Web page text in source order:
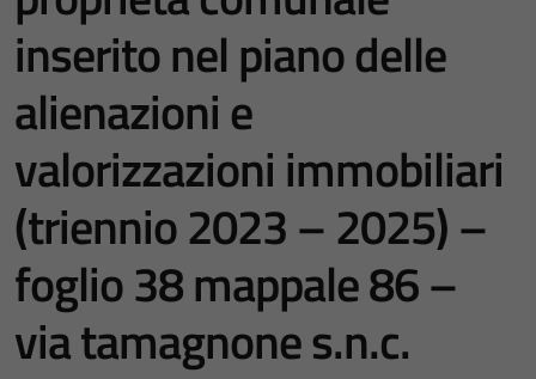
inserito nel piano delle
alienazioni e
valorizzazioni immobiliari
(triennio 2023 – 2025) –
foglio 38 mappale 86 –
via tamagnone s.n.c.